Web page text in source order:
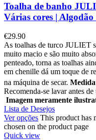
Toalha de banho
Várias cores |
€29.90
As toalhas de turco JULIET
muito macio e são muito
penteado, torna as toalhas
em chenille dá um toque de
na máquina de secar.
Recomenda-se lavar antes de
Imagem meramente
Lista de Desejos
Ver opções This product has
chosen on the product page
Quick view